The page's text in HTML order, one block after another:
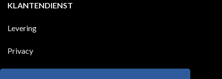
land
scoort
nog
eens
tegen
Wie
is
Haaland,
Europese
KLANTENDIENST
Levering
Privacy